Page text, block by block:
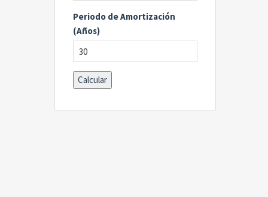
Periodo de Amortización
(Años)